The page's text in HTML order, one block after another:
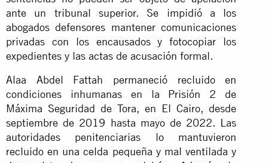
ante un tribunal superior. Se impidió a los
abogados defensores mantener comunicaciones
privadas con los encausados y fotocopiar los
expedientes y las actas de acusación formal.
Alaa Abdel Fattah permaneció recluido en
condiciones inhumanas en la Prisión 2 de
Máxima Seguridad de Tora, en El Cairo, desde
septiembre de 2019 hasta mayo de 2022. Las
autoridades penitenciarias lo mantuvieron
recluido en una celda pequeña y mal ventilada y